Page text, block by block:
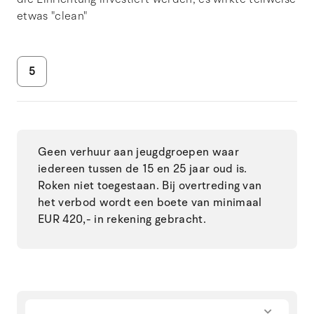
etwas "clean"
5
Geen verhuur aan jeugdgroepen waar
iedereen tussen de 15 en 25 jaar oud is.
Roken niet toegestaan. Bij overtreding van
het verbod wordt een boete van minimaal
EUR 420,- in rekening gebracht.